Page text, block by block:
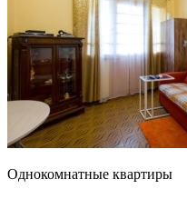
Однокомнатные квартиры